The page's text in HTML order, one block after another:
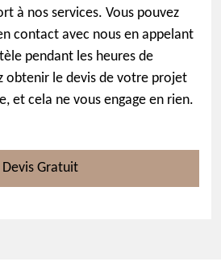
à nos services. Vous pouvez
contact avec nous en appelant
pendant les heures de
obtenir le devis de votre projet
et cela ne vous engage en rien.
Devis Gratuit